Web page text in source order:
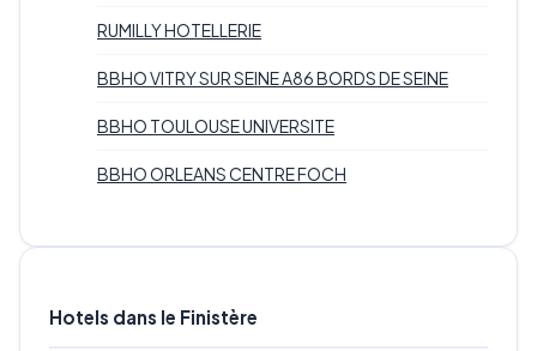
RUMILLY HOTELLERIE
BBHO VITRY SUR SEINE A86 BORDS DE SEINE
BBHO TOULOUSE UNIVERSITE
BBHO ORLEANS CENTRE FOCH
Hotels dans le Finistère